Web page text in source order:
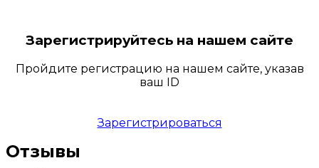
Зарегистрируйтесь на нашем сайте
Пройдите регистрацию на нашем сайте, указав
ваш ID
Зарегистрироваться
Отзывы